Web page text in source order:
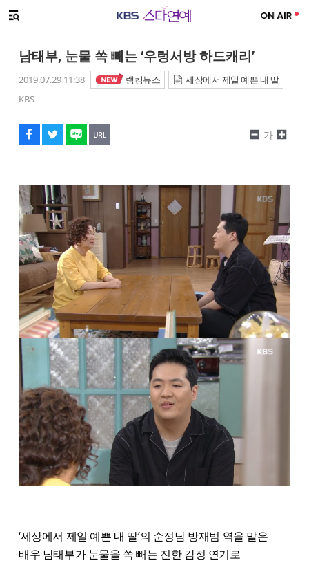
메뉴 열기
남태부, 눈물 쏙 빼는 ‘우렁서방 하드캐리’
2019.07.29 11:38 랭킹뉴스
세상에서 제일 예쁜 내 딸
KBS
페이스북
트위터
네이버
URL복사
글씨 작게보기
가
글씨 크게보기
‘세상에서 제일 예쁜 내 딸’의 순정남 방재범 역을 맡은
배우 남태부가 눈물을 쏙 빼는 진한 감정 연기로
해시태그